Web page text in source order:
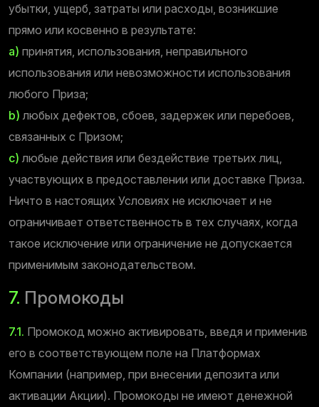
убытки, ущерб, затраты или расходы, возникшие
прямо или косвенно в результате:
а) принятия, использования, неправильного
использования или невозможности использования
любого Приза;
b) любых дефектов, сбоев, задержек или перебоев,
связанных с Призом;
c) любые действия или бездействие третьих лиц,
участвующих в предоставлении или доставке Приза.
Ничто в настоящих Условиях не исключает и не
ограничивает ответственность в тех случаях, когда
такое исключение или ограничение не допускается
применимым законодательством.
7. Промокоды
7.1. Промокод можно активировать, введя и применив
его в соответствующем поле на Платформах
Компании (например, при внесении депозита или
активации Акции). Промокоды не имеют денежной